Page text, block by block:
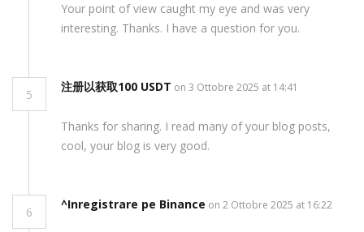
Your point of view caught my eye and was very
interesting. Thanks. I have a question for you.
5
注册以获取100 USDT on 3 Ottobre 2025 at 14:41
Thanks for sharing. I read many of your blog posts,
cool, your blog is very good.
6
^Inregistrare pe Binance on 2 Ottobre 2025 at 16:22